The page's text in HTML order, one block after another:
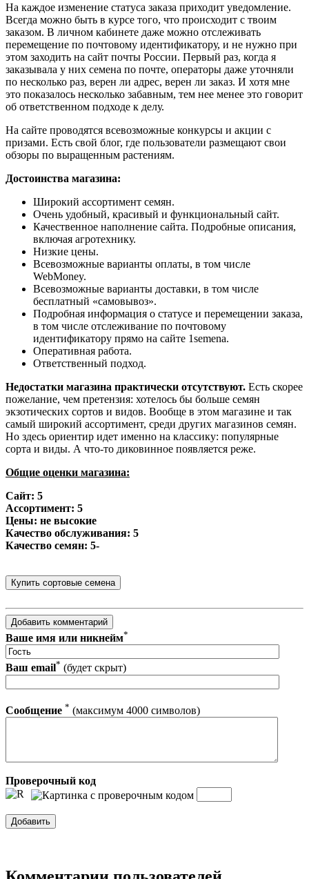
На каждое изменение статуса заказа приходит уведомление.
Всегда можно быть в курсе того, что происходит с твоим
заказом. В личном кабинете даже можно отслеживать
перемещение по почтовому идентификатору, и не нужно при
этом заходить на сайт почты России. Первый раз, когда я
заказывала у них семена по почте, операторы даже уточняли
по несколько раз, верен ли адрес, верен ли заказ. И хотя мне
это показалось несколько забавным, тем нее менее это говорит
об ответственном подходе к делу.
На сайте проводятся всевозможные конкурсы и акции с
призами. Есть свой блог, где пользователи размещают свои
обзоры по выращенным растениям.
Достоинства магазина:
Широкий ассортимент семян.
Очень удобный, красивый и функциональный сайт.
Качественное наполнение сайта. Подробные описания,
включая агротехнику.
Низкие цены.
Всевозможные варианты оплаты, в том числе
WebMoney.
Всевозможные варианты доставки, в том числе
бесплатный «самовывоз».
Подробная информация о статусе и перемещении заказа,
в том числе отслеживание по почтовому
идентификатору прямо на сайте 1semena.
Оперативная работа.
Ответственный подход.
Недостатки магазина практически отсутствуют. Есть скорее
пожелание, чем претензия: хотелось бы больше семян
экзотических сортов и видов. Вообще в этом магазине и так
самый широкий ассортимент, среди других магазинов семян.
Но здесь ориентир идет именно на классику: популярные
сорта и виды. А что-то диковинное появляется реже.
Общие оценки магазина:
Сайт: 5
Ассортимент: 5
Цены: не высокие
Качество обслуживания: 5
Качество семян: 5-
Ваше имя или никнейм*
Ваш email* (будет скрыт)
Сообщение * (максимум 4000 символов)
Проверочный код